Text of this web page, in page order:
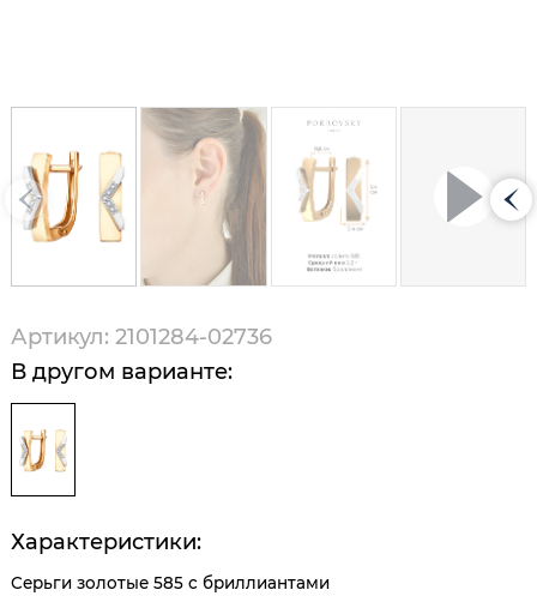
Артикул: 2101284-02736
В другом варианте:
Характеристики:
Серьги золотые 585 с бриллиантами